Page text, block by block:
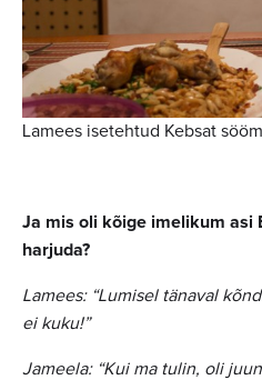
Lamees isetehtud Kebsat
Ja mis oli kõige imelikum asi
harjuda?
Lamees: “Lumisel tänaval
ei kuku!”
Jameela: “Kui ma tulin, oli